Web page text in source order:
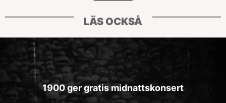
LÄS OCKSÅ
1900 ger gratis midnattskonsert